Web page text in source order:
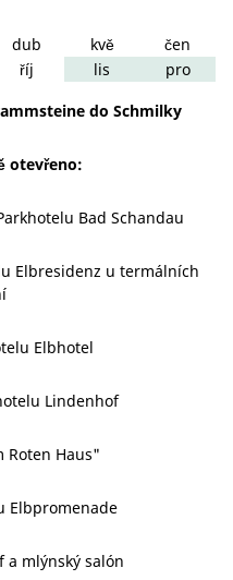
dub kvě
čen
říj lis pro
do Schmilky
otevřeno:
Bad Schandau
Elbresidenz u termálních
Elbhotel
Lindenhof
Roten Haus"
Elbpromenade
a mlýnský salón